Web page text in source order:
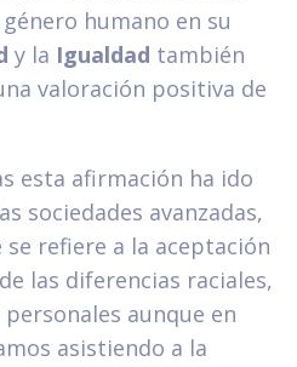
humano en su
y la Igualdad también
valoración positiva de
esta afirmación ha ido
sociedades avanzadas,
refiere a la aceptación
las diferencias raciales,
aunque en
asistiendo a la